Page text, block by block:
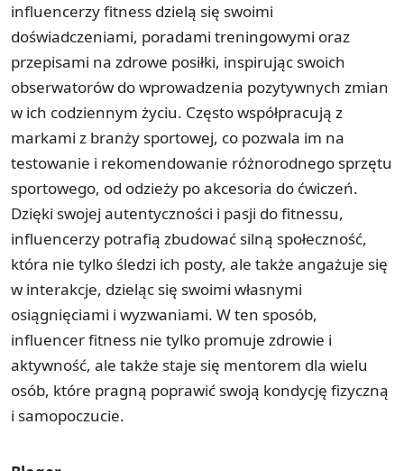
influencerzy fitness dzielą się swoimi
doświadczeniami, poradami treningowymi oraz
przepisami na zdrowe posiłki, inspirując swoich
obserwatorów do wprowadzenia pozytywnych zmian
w ich codziennym życiu. Często współpracują z
markami z branży sportowej, co pozwala im na
testowanie i rekomendowanie różnorodnego sprzętu
sportowego, od odzieży po akcesoria do ćwiczeń.
Dzięki swojej autentyczności i pasji do fitnessu,
influencerzy potrafią zbudować silną społeczność,
która nie tylko śledzi ich posty, ale także angażuje się
w interakcje, dzieląc się swoimi własnymi
osiągnięciami i wyzwaniami. W ten sposób,
influencer fitness nie tylko promuje zdrowie i
aktywność, ale także staje się mentorem dla wielu
osób, które pragną poprawić swoją kondycję fizyczną
i samopoczucie.